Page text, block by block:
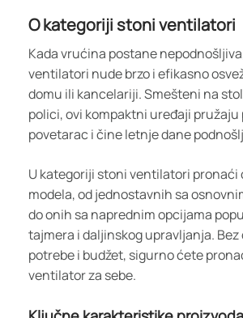
O kategoriji stoni ventilatori
Kada vrućina postane
ventilatori nude brzo i efikasno
domu ili kancelariji. Smešteni na
polici, ovi kompaktni uređaji
povetarac i čine letnje dane
U kategoriji stoni ventilatori pronaći
modela, od jednostavnih sa
do onih sa naprednim opcijama
tajmera i daljinskog upravljanja. Bez
potrebe i budžet, sigurno ćete
ventilator za sebe.